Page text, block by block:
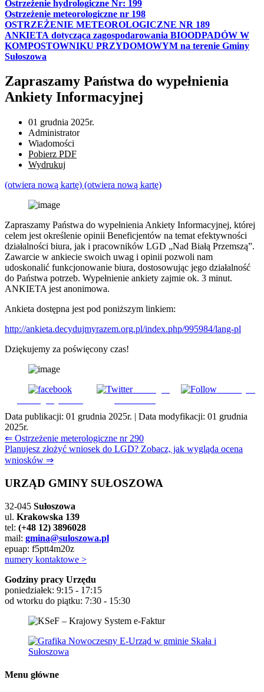
Ostrzeżenie hydrologiczne Nr: 199
Ostrzeżenie meteorologiczne nr 198
OSTRZEŻENIE METEOROLOGICZNE NR 189
ANKIETA dotycząca zagospodarowania BIOODPADÓW W
KOMPOSTOWNIKU PRZYDOMOWYM na terenie Gminy
Sułoszowa
Zapraszamy Państwa do wypełnienia
Ankiety Informacyjnej
01 grudnia 2025r.
Administrator
Wiadomości
Pobierz PDF
Wydrukuj
(otwiera nową kartę) (otwiera nową kartę)
Zapraszamy Państwa do wypełnienia Ankiety Informacyjnej, której
celem jest określenie opinii Beneficjentów na temat efektywności
działalności biura, jak i pracowników LGD „Nad Białą Przemszą”.
Zawarcie w ankiecie swoich uwag i opinii pozwoli nam
udoskonalić funkcjonowanie biura, dostosowując jego działalność
do Państwa potrzeb. Wypełnienie ankiety zajmie ok. 3 minut.
ANKIETA jest anonimowa.
Ankieta dostępna jest pod poniższym linkiem:
http://ankieta.decydujmyrazem.org.pl/index.php/995984/lang-pl
Dziękujemy za poświęcony czas!
Udostępnij
Subskrybuj
Data publikacji: 01 grudnia 2025r. | Data modyfikacji: 01 grudnia
2025r.
Nawigacja
wpisu
⇐ Ostrzeżenie meterologiczne nr 290
Planujesz złożyć wniosek do LGD? Zobacz, jak wygląda ocena
wniosków ⇒
URZĄD GMINY SUŁOSZOWA
32-045 Sułoszowa
ul. Krakowska 139
tel: (+48 12) 3896028
mail: gmina@suloszowa.pl
epuap: f5ptt4m20z
numery kontaktowe >
Godziny pracy Urzędu
poniedziałek: 9:15 - 17:15
od wtorku do piątku: 7:30 - 15:30
Menu główne